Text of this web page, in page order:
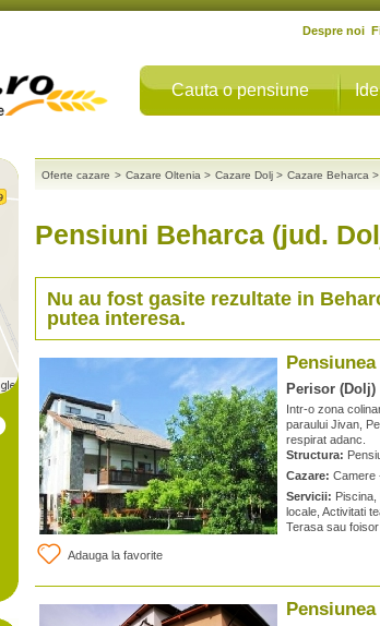
Cauta o pensiune
Despre noi
Oferte cazare > Cazare Oltenia > Cazare Dolj > Cazare Beharca >
Pensiuni Beharca (jud.
Nu au fost gasite rezultate in
putea interesa.
Adauga la favorite
Perisor (Dolj)
Intr-o zona
paraului Jivan,
respirat adanc.
Structura:
Cazare: Camere
Servicii:
locale, Activitati
Terasa sau foisor